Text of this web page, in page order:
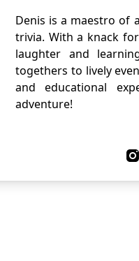
Denis is a maestro of
trivia. With a knack
laughter and
togethers to lively
and educational
adventure!